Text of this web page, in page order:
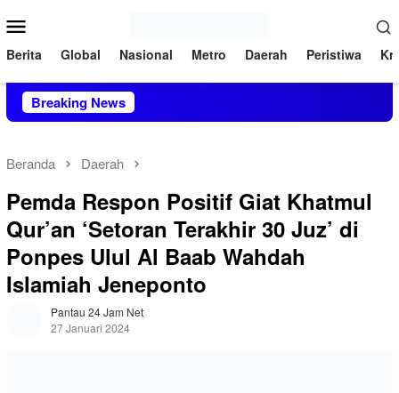
ke
kontenMobile
Berita Global Nasional Metro Daerah Peristiwa
Breaking News
AAS Building
Beranda Daerah
Pemda Respon Positif Giat Khatmul
Qur’an ‘Setoran Terakhir 30 Juz’ di
Ponpes Ulul Al Baab Wahdah
Islamiah Jeneponto
Pantau 24 Jam Net
27 Januari 2024